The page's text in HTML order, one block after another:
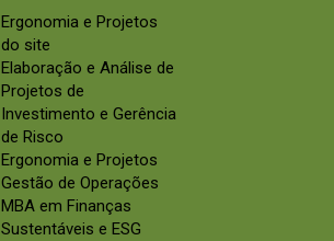
Ergonomia e Projetos
do site
Elaboração e Análise de
Projetos de
Investimento e Gerência
de Risco
Ergonomia e Projetos
Gestão de Operações
MBA em Finanças
Sustentáveis e ESG